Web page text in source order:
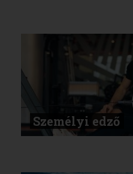
Személyi edző